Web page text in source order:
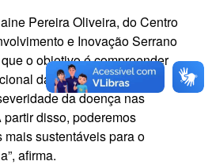
Pereira Oliveira, do Centro
e Inovação Serrano
o objetivo é compreender
das plantas pode estar
da doença nas
partir disso, poderemos
mais sustentáveis para o
afirma.